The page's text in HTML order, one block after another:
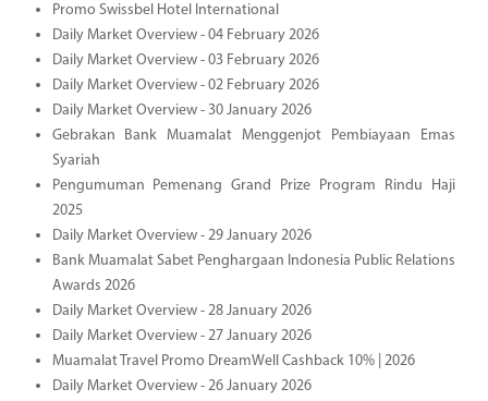
Promo Swissbel Hotel International
Daily Market Overview - 04 February 2026
Daily Market Overview - 03 February 2026
Daily Market Overview - 02 February 2026
Daily Market Overview - 30 January 2026
Gebrakan Bank Muamalat Menggenjot Pembiayaan Emas
Syariah
Pengumuman Pemenang Grand Prize Program Rindu Haji
2025
Daily Market Overview - 29 January 2026
Bank Muamalat Sabet Penghargaan Indonesia Public Relations
Awards 2026
Daily Market Overview - 28 January 2026
Daily Market Overview - 27 January 2026
Muamalat Travel Promo DreamWell Cashback 10% | 2026
Daily Market Overview - 26 January 2026